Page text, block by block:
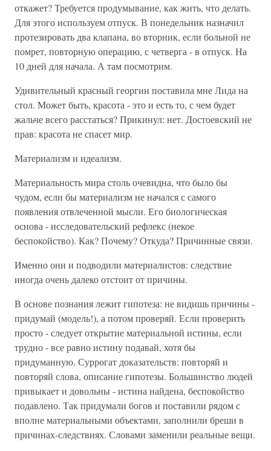
откажет? Требуется продумывание, как жить, что делать.
Для этого используем отпуск. В понедельник назначил
протезировать два клапана, во вторник, если больной не
помрет, повторную операцию, с четверга - в отпуск. На
10 дней для начала. А там посмотрим.
Удивительный красный георгин поставила мне Лида на
стол. Может быть, красота - это и есть то, с чем будет
жальче всего расстаться? Прикинул: нет. Достоевский не
прав: красота не спасет мир.
Материализм и идеализм.
Материальность мира столь очевидна, что было бы
чудом, если бы материализм не начался с самого
появления отвлеченной мысли. Его биологическая
основа - исследовательский рефлекс (некое
беспокойство). Как? Почему? Откуда? Причинные связи.
Именно они и подводили материалистов: следствие
иногда очень далеко отстоит от причины.
В основе познания лежит гипотеза: не видишь причины -
придумай (модель!), а потом проверяй. Если проверить
просто - следует открытие материальной истины, если
трудно - все равно истину подавай, хотя бы
придуманную. Суррогат доказательств: повторяй и
повторяй слова, описание гипотезы. Большинство людей
привыкает и довольны - истина найдена, беспокойство
подавлено. Так придумали богов и поставили рядом с
вполне материальными объектами, заполнили бреши в
причинах-следствиях. Словами заменили реальные вещи.